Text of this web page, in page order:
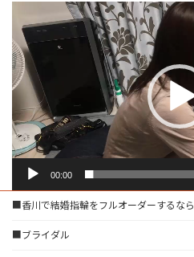
画
プ
レ
ー
ヤ
00:00
■香川で結婚指輪をフルオーダーするなら
■ブライダル